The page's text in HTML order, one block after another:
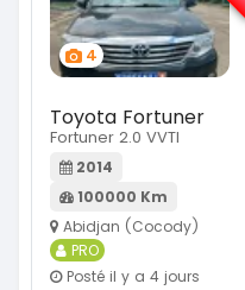
4
Toyota Fortuner
Fortuner 2.0 VVTI
2014
100000 Km
Abidjan (Cocody)
PRO
Posté il y a 4 jours